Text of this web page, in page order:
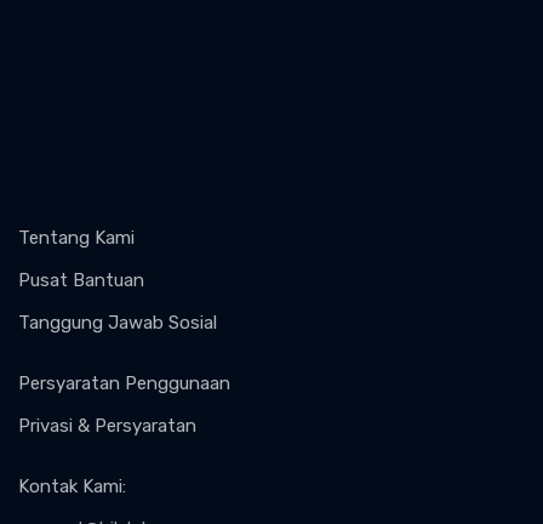
Tentang Kami
Pusat Bantuan
Tanggung Jawab Sosial
Persyaratan Penggunaan
Privasi & Persyaratan
Kontak Kami: